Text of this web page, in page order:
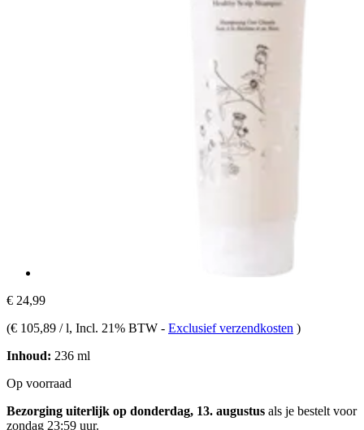
€ 24,99
(€ 105,89 / l, Incl. 21% BTW - Exclusief verzendkosten )
Inhoud: 236 ml
Op voorraad
Bezorging uiterlijk op donderdag, 13. augustus als je bestelt voor
zondag 23:59 uur.